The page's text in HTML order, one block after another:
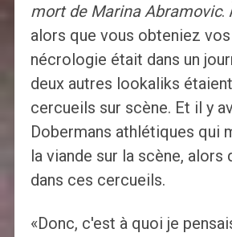
mort de Marina Abramovic.
alors que vous obteniez
nécrologie était dans un
deux autres lookaliks
cercueils sur scène. Et il y
Dobermans athlétiques qui
la viande sur la scène, alors
dans ces cercueils.
«Donc, c'est à quoi je